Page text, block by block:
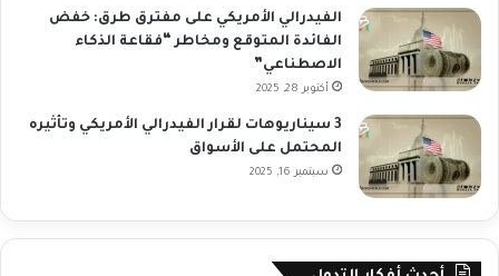
الفيدرالي الأمريكي على مفترق طرق: خفض
الفائدة المتوقع ومخاطر “فقاعة الذكاء
الاصطناعي”
أكتوبر 28, 2025
3 سيناريوهات لقرار الفيدرالي الأمريكي وتأثيره
المحتمل على الأسواق
سبتمبر 16, 2025